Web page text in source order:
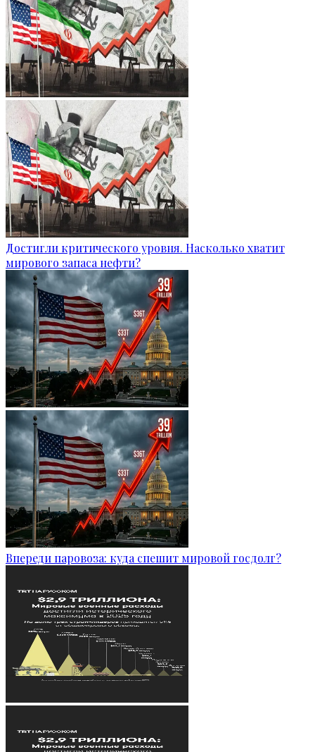
Достигли критического уровня. Насколько хватит
мирового запаса нефти?
Впереди паровоза: куда спешит мировой госдолг?